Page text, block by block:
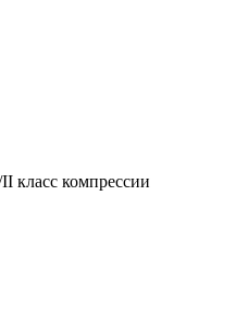
II класс компрессии